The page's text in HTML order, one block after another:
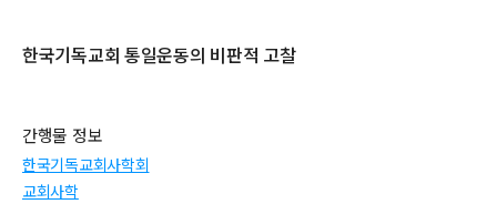
한국기독교회 통일운동의 비판적 고찰
간행물 정보
한국기독교회사학회
교회사학